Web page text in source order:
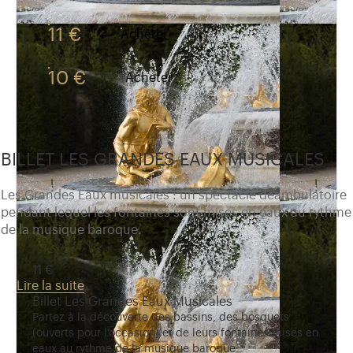
11 € Acheter
10 € Acheter
BILLET LES GRANDES EAUX MUSICALES
Les Grandes Eaux musicales : un spectacle déambulatoire
pendant lequel les fontaines sont mises en eaux au rythme
de la musique baroque.
11 €
Lire la suite
Billet Les Grandes Eaux Musicales
Partez à la découverte des bassins, des bosquets
(ouverts pour l’occasion) et de leurs fontaines mises en
eaux au rythme de la musique baroque.